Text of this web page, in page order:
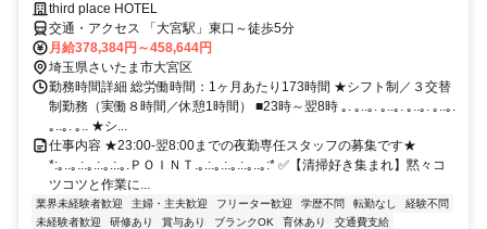
third place HOTEL
交通・アクセス 「大宮駅」東口～徒歩5分
月給378,384円～458,644円
埼玉県さいたま市大宮区
勤務時間詳細 総労働時間：1ヶ月あたり173時間 ★シフト制／３交替
制勤務（実働８時間／休憩1時間） ■23時～翌8時 ｡. ｡..｡. ｡..｡. ｡..｡. ｡..｡.
｡..｡. ｡.. ★シ...
仕事内容 ★23:00-翌8:00までの夜勤専任スタッフの募集です★
*:｡..｡.:.｡.:.｡.:.｡.ＰＯＩＮＴ.｡.:.｡.:.｡.:.｡..｡:* ✅【清掃好き集まれ】黙々コ
ツコツと作業に...
業界未経験者歓迎 主婦・主夫歓迎 フリーター歓迎 学歴不問 転勤なし
経験不問
未経験者歓迎
研修あり 賞与あり ブランクOK 育休あり
交通費支給